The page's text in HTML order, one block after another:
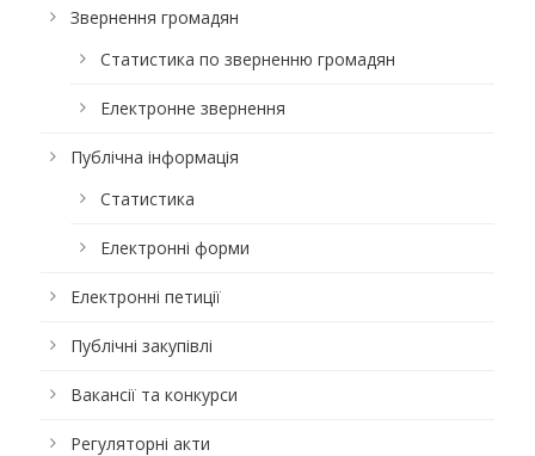
Звернення громадян
Статистика по зверненню громадян
Електронне звернення
Публічна інформація
Статистика
Електронні форми
Електронні петиції
Публічні закупівлі
Вакансії та конкурси
Регуляторні акти